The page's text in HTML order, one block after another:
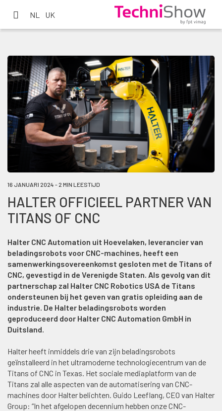
NL UK
16 JANUARI 2024 - 2 MIN LEESTIJD
HALTER OFFICIEEL PARTNER VAN
TITANS OF CNC
Halter CNC Automation uit Hoevelaken, leverancier van
beladingsrobots voor CNC-machines, heeft een
samenwerkingsovereenkomst gesloten met de Titans of
CNC, gevestigd in de Verenigde Staten. Als gevolg van dit
partnerschap zal Halter CNC Robotics USA de Titans
ondersteunen bij het geven van gratis opleiding aan de
industrie. De Halter beladingsrobots worden
geproduceerd door Halter CNC Automation GmbH in
Duitsland.
Halter heeft inmiddels drie van zijn beladingsrobots
geïnstalleerd in het ultramoderne technologiecentrum van de
Titans of CNC in Texas. Het sociale mediaplatform van de
Titans zal alle aspecten van de automatisering van CNC-
machines door Halter belichten. Guido Leeflang, CEO van Halter
Group: “In het afgelopen decennium hebben onze CNC-